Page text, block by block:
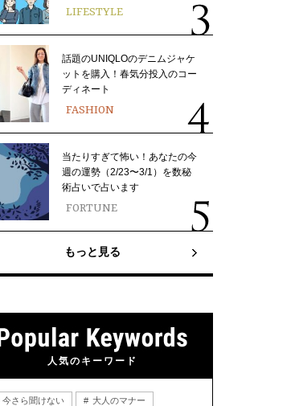
LIFESTYLE
話題のUNIQLOのデニムジャケ
ットを購入！春気分投入のコー
ディネート
FASHION
当たりすぎて怖い！あなたの今
週の運勢（2/23〜3/1）を数秘
術占いで占います
FORTUNE
もっと見る
人気のキーワード
今さら聞けない 大人のマナー